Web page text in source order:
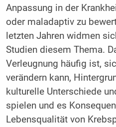
Anpassung in der
oder maladaptiv zu
letzten Jahren widmen
Studien diesem Thema.
Verleugnung häufig ist,
verändern kann,
kulturelle Unterschiede
spielen und es
Lebensqualität von